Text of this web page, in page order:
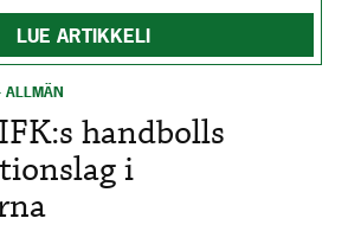
LUE ARTIKKELI
ALLMÄN
handbolls
i